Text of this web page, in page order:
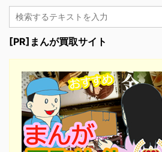
[PR]まんが買取サイト